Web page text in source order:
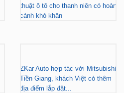
thuật ô tô cho thanh niên có hoàn
cảnh khó khăn
ZKar Auto hợp tác với Mitsubishi
Tiền Giang, khách Việt có thêm
địa điểm lắp đặt...